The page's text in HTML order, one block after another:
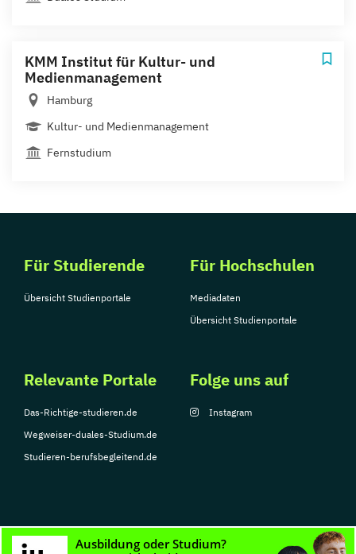
KMM Institut für Kultur- und
Medienmanagement
Hamburg
Kultur- und Medienmanagement
Fernstudium
Für Studierende
Übersicht Studienportale
Für Hochschulen
Mediadaten
Übersicht Studienportale
Relevante Portale
Das-Richtige-studieren.de
Wegweiser-duales-Studium.de
Studieren-berufsbegleitend.de
Folge uns auf
Instagram